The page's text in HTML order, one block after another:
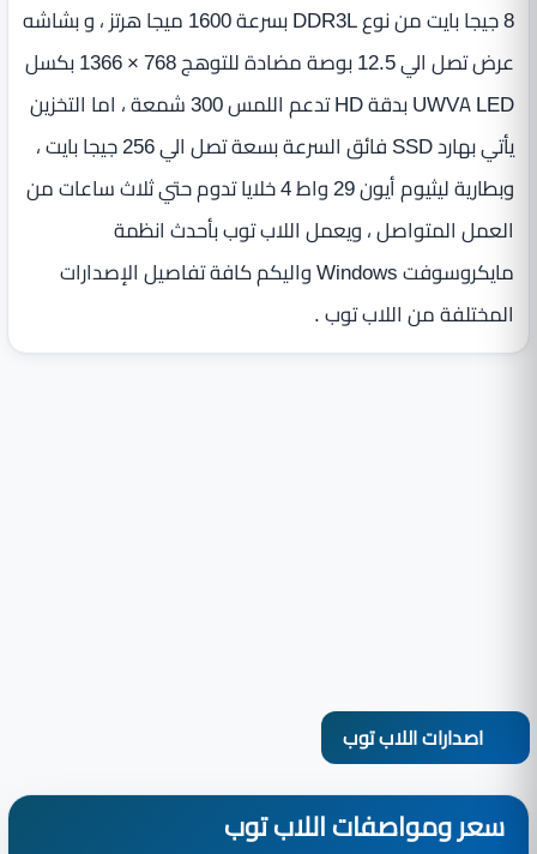
8 جيجا بايت من نوع DDR3L بسرعة 1600 ميجا هرتز ، و بشاشه
عرض تصل الي 12.5 بوصة‏ مضادة للتوهج 768 × 1366 بكسل
UWVA LED ‏‏بدقة HD تدعم اللمس 300 شمعة ، اما التخزين
يأتي بهارد SSD فائق السرعة بسعة تصل الي 256 جيجا بايت ،
وبطارية ليثيوم أيون 29 واط 4 خلايا تدوم حتي ثلاث ساعات من
العمل المتواصل ، ويعمل اللاب توب بأحدث انظمة
مايكروسوفت Windows واليكم كافة تفاصيل الإصدارات
المختلفة من اللاب توب .
اصدارات اللاب توب
سعر ومواصفات اللاب توب